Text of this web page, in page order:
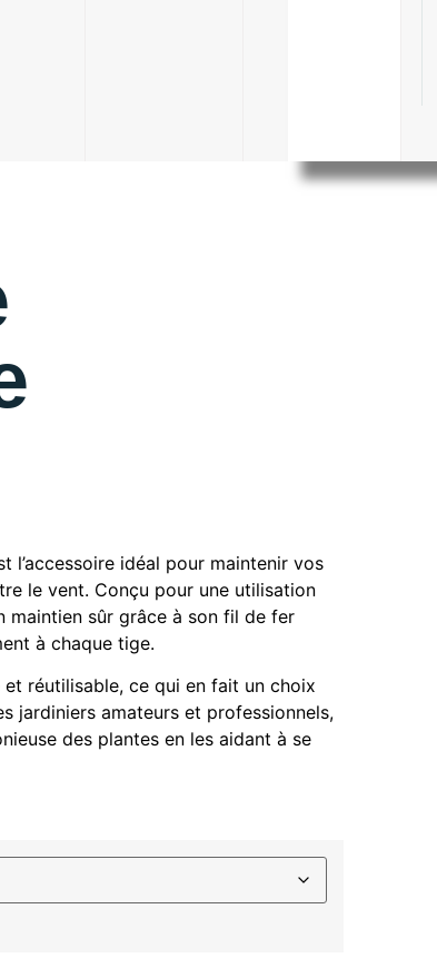
l’accessoire idéal pour maintenir vos
le vent. Conçu pour une utilisation
maintien sûr grâce à son fil de fer
à chaque tige.
réutilisable, ce qui en fait un choix
jardiniers amateurs et professionnels,
des plantes en les aidant à se